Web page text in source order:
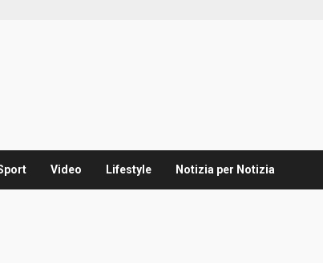
Video Lifestyle Notizia per Notizia